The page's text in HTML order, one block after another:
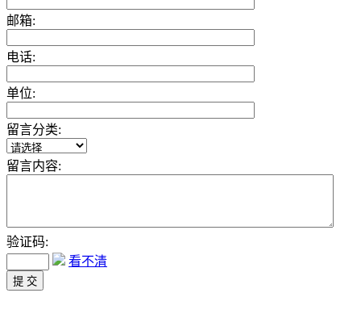
邮箱:
电话:
单位:
留言分类:
留言内容:
验证码:
看不清